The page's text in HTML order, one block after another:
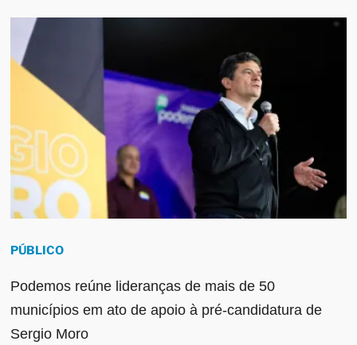
PÚBLICO
Podemos reúne lideranças de mais de 50
municípios em ato de apoio à pré-candidatura de
Sergio Moro